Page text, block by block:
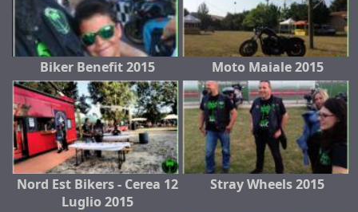
Biker Benefit 2015 Moto Maiale 2015
Nord Est Bikers - Cerea 12
Luglio 2015
Stray Wheels 2015